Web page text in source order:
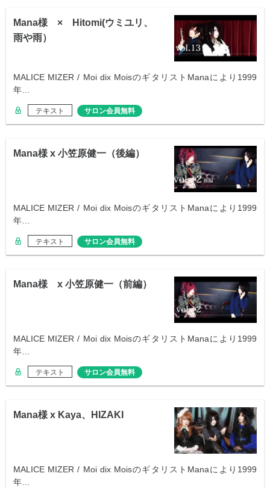
Mana様 × Hitomi(ウミユリ、
雨や雨）
MALICE MIZER / Moi dix MoisのギタリストManaにより1999
年…
テキスト サロン会員無料
Mana様 x 小笠原健一（後編）
MALICE MIZER / Moi dix MoisのギタリストManaにより1999
年…
テキスト サロン会員無料
Mana様 x 小笠原健一（前編）
MALICE MIZER / Moi dix MoisのギタリストManaにより1999
年…
テキスト サロン会員無料
Mana様 x Kaya、HIZAKI
MALICE MIZER / Moi dix MoisのギタリストManaにより1999
年…